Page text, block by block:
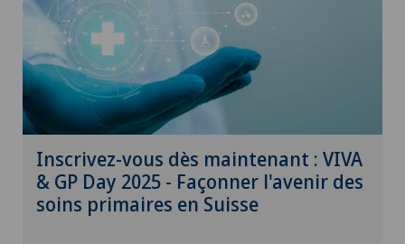
Cancer du sein
Cancer pelvien
Cardiologie
Cardiologie interventionnelle
Inscrivez-vous dès maintenant : VIVA
& GP Day 2025 - Façonner l'avenir des
soins primaires en Suisse